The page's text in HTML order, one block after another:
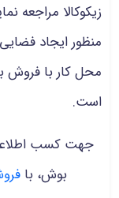
زیکوکالا مراجعه
منظور ایجاد
محل کار با فروش
است.
جهت کسب
بوش، با